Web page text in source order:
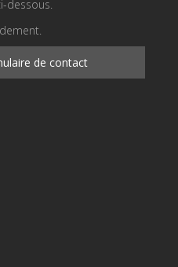
dessous.
de contact